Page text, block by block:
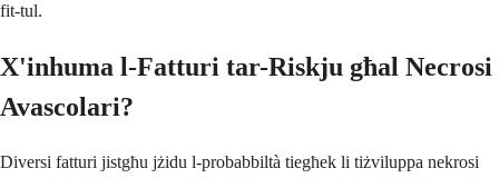
fit-tul.
X'inhuma l-Fatturi tar-Riskju għal Necrosi
Avascolari?
Diversi fatturi jistgħu jżidu l-probabbiltà tiegħek li tiżviluppa nekrosi